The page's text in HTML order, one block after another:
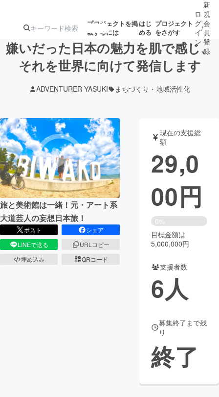
プロジェクトを掲
載するには
はじ
める
プロジェクト
をさがす
ターン
ジェクト
募集終了が近いプ
ロジェクト
もうすぐ公開
されます
アート・写真 音楽
テクノロジー・ガジェット ゲーム・
映像・映画 書籍・雑誌
ビジネス・起業 チャレンジ
まちづくり・地域活性化
CAMPFIRE Creation
コミュニティ
ロ
グ
イ
ン
/
新
規
会
員
登
録
嫌いだった日本の魅力を肌で感じ、
それを世界に向けて発信します
ADVENTURER YASUKI まちづくり・地域活性化
旅と美術館は一緒！元・アート系
大道芸人の妄想日本旅！
ポスト
シェア
LINEで送る
URLコピー
埋め込み
QRコード
現在の支援総
額
29,0
00円
0%
目標金額は
5,000,000円
支援者数
6人
募集終了まで残
り
終了